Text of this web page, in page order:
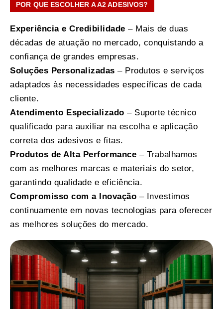
POR QUE ESCOLHER A A2 ADESIVOS?
Experiência e Credibilidade – Mais de duas
décadas de atuação no mercado, conquistando a
confiança de grandes empresas.
Soluções Personalizadas – Produtos e serviços
adaptados às necessidades específicas de cada
cliente.
Atendimento Especializado – Suporte técnico
qualificado para auxiliar na escolha e aplicação
correta dos adesivos e fitas.
Produtos de Alta Performance – Trabalhamos
com as melhores marcas e materiais do setor,
garantindo qualidade e eficiência.
Compromisso com a Inovação – Investimos
continuamente em novas tecnologias para oferecer
as melhores soluções do mercado.